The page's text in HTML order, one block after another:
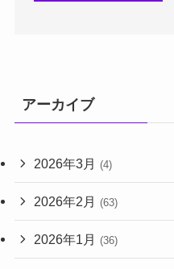
アーカイブ
2026年3月 (4)
2026年2月 (63)
2026年1月 (36)